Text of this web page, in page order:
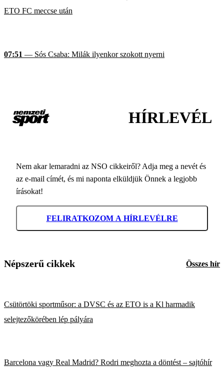
ETO FC meccse után
07:51 — Sós Csaba: Milák ilyenkor szokott nyerni
HÍRLEVÉL
Nem akar lemaradni az NSO cikkeiről? Adja meg a nevét és
az e-mail címét, és mi naponta elküldjük Önnek a legjobb
írásokat!
FELIRATKOZOM A HÍRLEVÉLRE
Népszerű cikkek Összes hír
Csütörtöki sportműsor: a DVSC és az ETO is a Kl harmadik
selejtezőkörében lép pályára
Barcelona vagy Real Madrid? Rodri meghozta a döntést – sajtóhír